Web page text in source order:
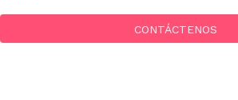
CONTÁCTENOS